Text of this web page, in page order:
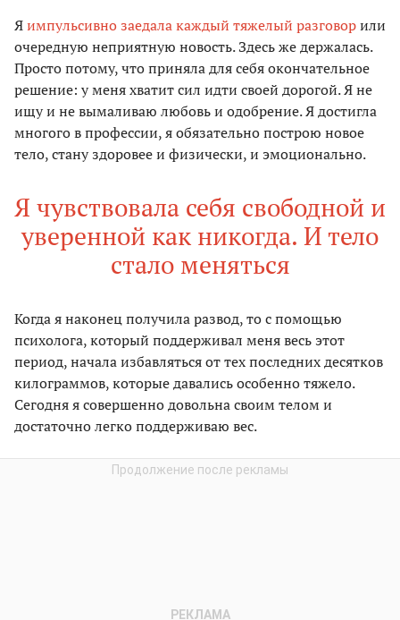
Яимпульсивно заедала каждый тяжелый разговорили
очередную неприятную новость. Здесь же держалась.
Просто потому, что приняла для себя окончательное
решение: у меня хватит сил идти своей дорогой. Я не
ищу и не вымаливаю любовь и одобрение. Я достигла
многого в профессии, я обязательно построю новое
тело, стану здоровее и физически, и эмоционально.
Я чувствовала себя свободной и
уверенной как никогда. И тело
стало меняться
Когда я наконец получила развод, то с помощью
психолога, который поддерживал меня весь этот
период, начала избавляться от тех последних десятков
килограммов, которые давались особенно тяжело.
Сегодня я совершенно довольна своим телом и
достаточно легко поддерживаю вес.